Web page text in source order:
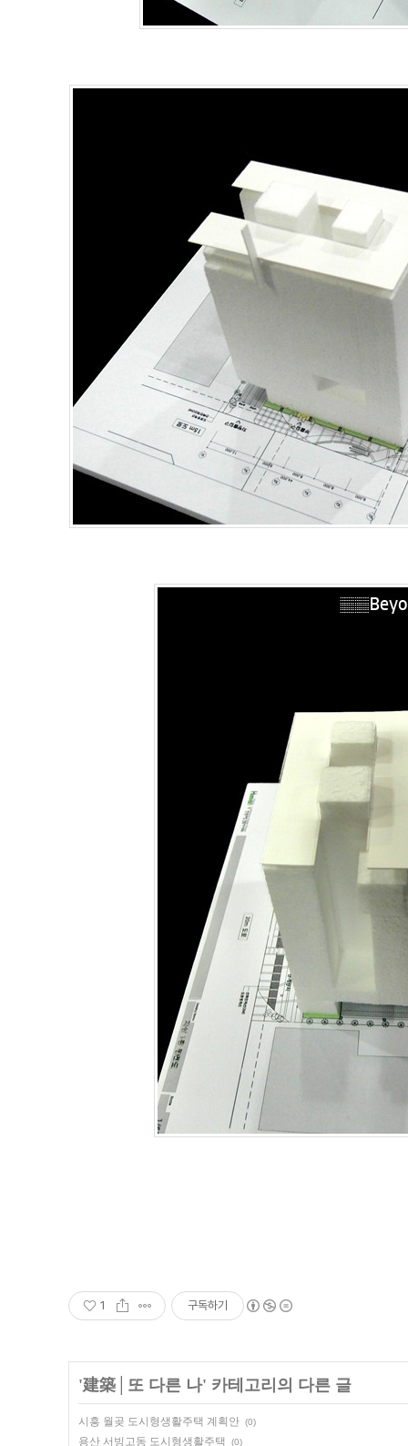
1 구독하기
'建築│또 다른 나' 카테고리의 다른 글
시흥 월곶 도시형생활주택 계획안 (0)
용산 서빙고동 도시형생활주택 (0)